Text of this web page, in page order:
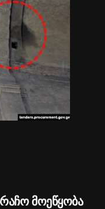
მოეწყობა